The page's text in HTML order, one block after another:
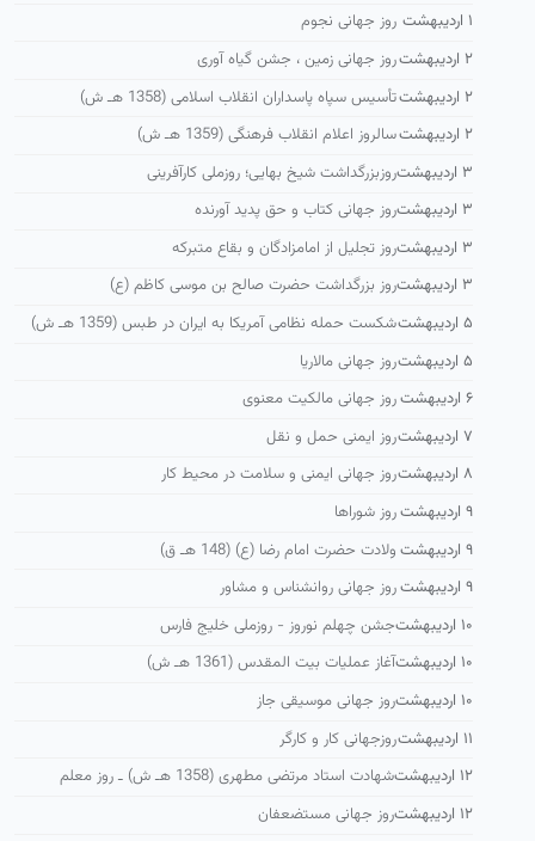
۱ اردیبهشت
روز جهانی نجوم
۲ اردیبهشت
روز جهانی زمین ، جشن گیاه آوری
۲ اردیبهشت
تأسیس سپاه پاسداران انقلاب اسلامی (1358 هـ ش)
۲ اردیبهشت
سالروز اعلام انقلاب فرهنگی (1359 هـ ش)
۳ اردیبهشت
روزبزرگداشت شیخ بهایی؛ روزملی کارآفرینی
۳ اردیبهشت
روز جهانی کتاب و حق پدید آورنده
۳ اردیبهشت
روز تجلیل از امامزادگان و بقاع متبرکه
۳ اردیبهشت
روز بزرگداشت حضرت صالح بن موسی كاظم (ع)
۵ اردیبهشت
شكست حمله نظامی آمریكا به ایران در طبس (1359 هـ ش)
۵ اردیبهشت
روز جهانی مالاریا
۶ اردیبهشت
روز جهانی مالکیت معنوی
۷ اردیبهشت
روز ایمنی حمل و نقل
۸ اردیبهشت
روز جهانی ایمنی و سلامت در محیط کار
۹ اردیبهشت
روز شوراها
۹ اردیبهشت
ولادت حضرت امام رضا (ع) (148 هـ ق)
۹ اردیبهشت
روز جهانی روانشناس و مشاور
۱۰ اردیبهشت
جشن چهلم نوروز - روزملی خلیج فارس
۱۰ اردیبهشت
آغاز عملیات بیت المقدس (1361 هـ ش)
۱۰ اردیبهشت
روز جهانی موسیقی جاز
۱۱ اردیبهشت
روزجهانی کار و کارگر
۱۲ اردیبهشت
شهادت استاد مرتضی مطهری (1358 هـ ش) ـ روز معلم
۱۲ اردیبهشت
روز جهانی مستضعفان